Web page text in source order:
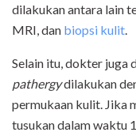
dilakukan antara lain
MRI, dan biopsi kulit.
Selain itu, dokter juga
pathergydilakukan
permukaan kulit. Jika
tusukan dalam waktu